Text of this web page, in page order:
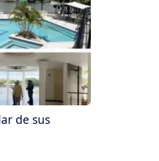
de sus